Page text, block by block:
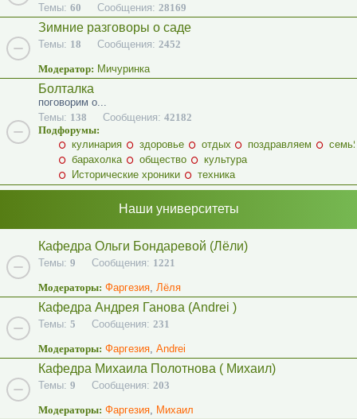
Темы: 60 Сообщения: 28169
Зимние разговоры о саде
Темы: 18 Сообщения: 2452
Модератор: Мичуринка
Болталка
поговорим о...
Темы: 138 Сообщения: 42182
Подфорумы:
кулинария
здоровье отдых поздравляем
барахолка
общество
культура
Исторические хроники
техника
Наши университеты
Кафедра Ольги Бондаревой (Лёли)
Темы: 9 Сообщения: 1221
Модераторы: Фаргезия, Лёля
Кафедра Андрея Ганова (Andrei )
Темы: 5 Сообщения: 231
Модераторы: Фаргезия, Andrei
Кафедра Михаила Полотнова ( Михаил)
Темы: 9 Сообщения: 203
Модераторы: Фаргезия, Михаил